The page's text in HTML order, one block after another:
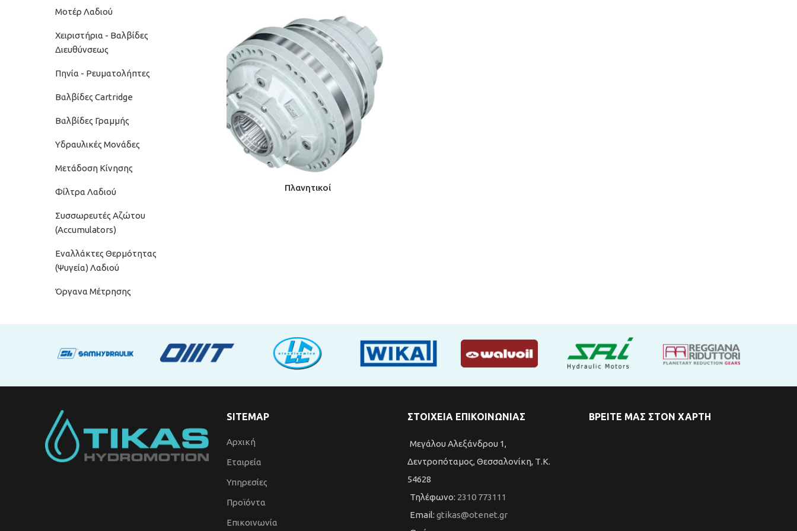
Μοτέρ Λαδιού
Χειριστήρια - Βαλβίδες
Διευθύνσεως
Πηνία - Ρευματολήπτες
Βαλβίδες Cartridge
Βαλβίδες Γραμμής
Υδραυλικές Μονάδες
Μετάδοση Κίνησης
Φίλτρα Λαδιού
Συσσωρευτές Αζώτου
(Accumulators)
Εναλλάκτες Θερμότητας
(Ψυγεία) Λαδιού
Όργανα Μέτρησης
Πλανητικοί
SITEMAP
Αρχική
Εταιρεία
Υπηρεσίες
Προϊόντα
Επικοινωνία
ΣΤΟΙΧΕΙΑ ΕΠΙΚΟΙΝΩΝΙΑΣ
Μεγάλου Αλεξάνδρου 1,
Δεντροπόταμος, Θεσσαλονίκη, Τ.Κ.
54628
Τηλέφωνο: 2310 773111
Email: gtikas@otenet.gr
ΒΡΕΙΤΕ ΜΑΣ ΣΤΟΝ ΧΑΡΤΗ